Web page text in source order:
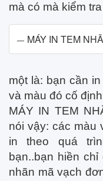
mà có mà kiểm
MÁY IN TEM
một là: bạn cần
và màu đó cố
MÁY IN TEM
nói vậy: các màu
in theo quá
bạn..bạn hiền
nhãn mã vạch